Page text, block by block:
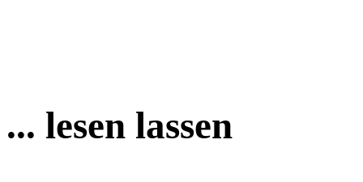
... lesen lassen